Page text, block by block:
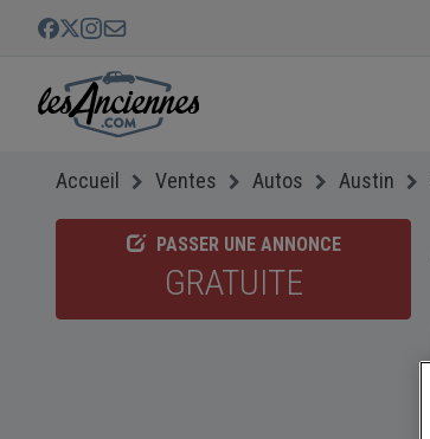
Accueil Ventes Autos Austin
PASSER UNE ANNONCE
GRATUITE